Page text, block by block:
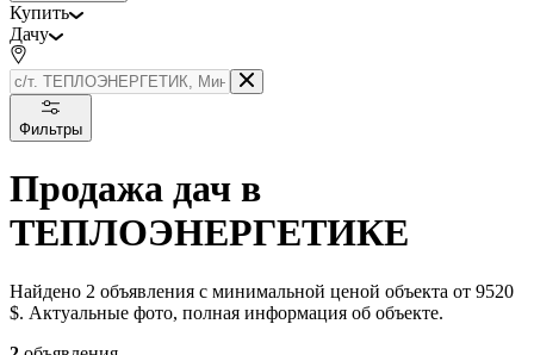
Купить
Дачу
Фильтры
Продажа дач в
ТЕПЛОЭНЕРГЕТИКЕ
Найдено 2 объявления с минимальной ценой объекта от 9520
$. Актуальные фото, полная информация об объекте.